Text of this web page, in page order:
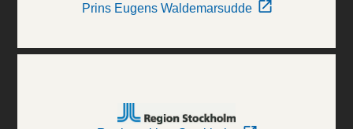
Prins Eugens Waldemarsudde